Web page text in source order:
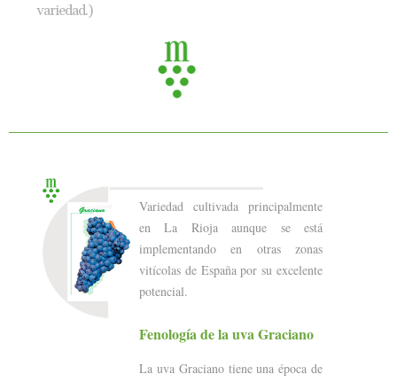
variedad.)
Variedad cultivada principalmente
en La Rioja aunque se está
implementando en otras zonas
vitícolas de España por su excelente
potencial.
Fenología de la uva Graciano
La uva Graciano tiene una época de